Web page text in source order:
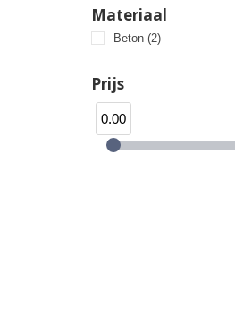
Materiaal
Beton (2)
Prijs
0.00